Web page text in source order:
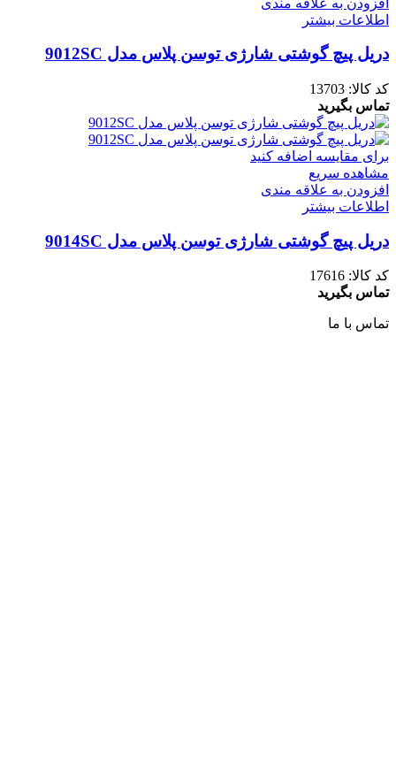
اطلاعات بیشتر
دریل پیچ گوشتی شارژی توسن پلاس مدل 9012SC
کد کالا: 13703
تماس بگیرید
برای مقایسه اضافه کنید
مشاهده سریع
افزودن به علاقه مندی
اطلاعات بیشتر
دریل پیچ گوشتی شارژی توسن پلاس مدل 9014SC
کد کالا: 17616
تماس بگیرید
تماس با ما